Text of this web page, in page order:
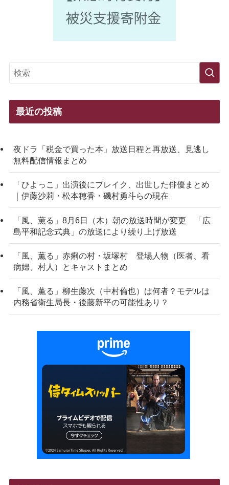
最近の投稿
夜ドラ「税金で買った本」放送日程と再放送、見逃し
無料配信情報まとめ
「ひよっこ」出演後にブレイク、出世した俳優まとめ
｜伊藤沙莉・松本穂香・磯村勇斗らの現在
「風、薫る」8月6日（木）朝の放送時間が変更 「広
島平和記念式典」の放送により繰り上げ放送
「風、薫る」赤痢の村・坂塚村 登場人物（医者、看
病婦、村人）とキャストまとめ
「風、薫る」柳生藤次（中村倫也）は何者？モデルは
内務省衛生局長・後藤新平の可能性あり？